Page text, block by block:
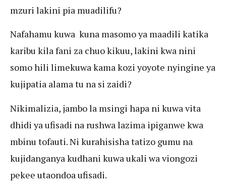
mzuri lakini pia muadilifu?
Nafahamu kuwa kuna masomo ya maadili katika
karibu kila fani za chuo kikuu, lakini kwa nini
somo hili limekuwa kama kozi yoyote nyingine ya
kujipatia alama tu na si zaidi?
Nikimalizia, jambo la msingi hapa ni kuwa vita
dhidi ya ufisadi na rushwa lazima ipiganwe kwa
mbinu tofauti. Ni kurahisisha tatizo gumu na
kujidanganya kudhani kuwa ukali wa viongozi
pekee utaondoa ufisadi.